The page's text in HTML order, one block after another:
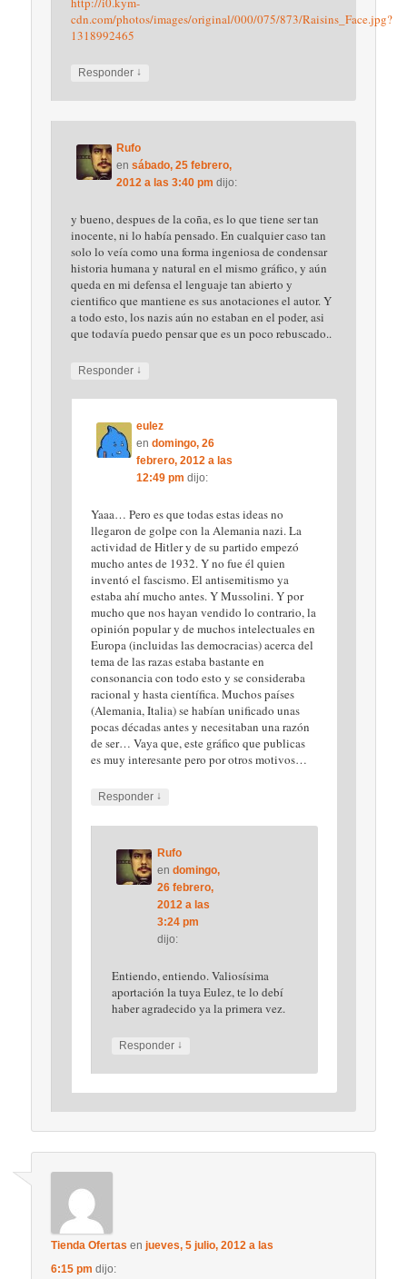
cdn.com/photos/images/original/000/075/873/Raisins_Face.jpg?
1318992465
Responder ↓
Rufo
ensábado, 25 febrero,
2012 a las 3:40 pm dijo:
y bueno, despues de la coña, es lo que tiene ser tan
inocente, ni lo había pensado. En cualquier caso tan
solo lo veía como una forma ingeniosa de condensar
historia humana y natural en el mismo gráfico, y aún
queda en mi defensa el lenguaje tan abierto y
cientifico que mantiene es sus anotaciones el autor. Y
a todo esto, los nazis aún no estaban en el poder, asi
que todavía puedo pensar que es un poco rebuscado..
Responder ↓
eulez
endomingo, 26
febrero, 2012 a las
12:49 pm dijo:
Yaaa… Pero es que todas estas ideas no
llegaron de golpe con la Alemania nazi. La
actividad de Hitler y de su partido empezó
mucho antes de 1932. Y no fue él quien
inventó el fascismo. El antisemitismo ya
estaba ahí mucho antes. Y Mussolini. Y por
mucho que nos hayan vendido lo contrario, la
opinión popular y de muchos intelectuales en
Europa (incluidas las democracias) acerca del
tema de las razas estaba bastante en
consonancia con todo esto y se consideraba
racional y hasta científica. Muchos países
(Alemania, Italia) se habían unificado unas
pocas décadas antes y necesitaban una razón
de ser… Vaya que, este gráfico que publicas
es muy interesante pero por otros motivos…
Responder ↓
Rufo
en domingo,
26 febrero,
2012 a las
3:24 pm
dijo:
Entiendo, entiendo. Valiosísima
aportación la tuya Eulez, te lo debí
haber agradecido ya la primera vez.
Responder ↓
Tienda Ofertas enjueves, 5 julio, 2012 a las
6:15 pm dijo: